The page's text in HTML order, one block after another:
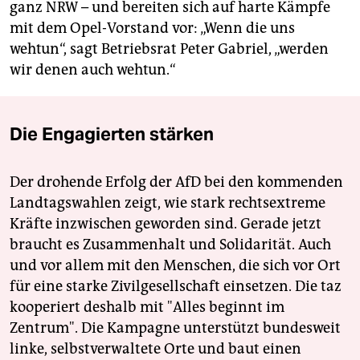
ganz NRW – und bereiten sich auf harte Kämpfe
mit dem Opel-Vorstand vor: „Wenn die uns
wehtun“, sagt Betriebsrat Peter Gabriel, „werden
wir denen auch wehtun.“
Die Engagierten stärken
Der drohende Erfolg der AfD bei den kommenden
Landtagswahlen zeigt, wie stark rechtsextreme
Kräfte inzwischen geworden sind. Gerade jetzt
braucht es Zusammenhalt und Solidarität. Auch
und vor allem mit den Menschen, die sich vor Ort
für eine starke Zivilgesellschaft einsetzen. Die taz
kooperiert deshalb mit "Alles beginnt im
Zentrum". Die Kampagne unterstützt bundesweit
linke, selbstverwaltete Orte und baut einen